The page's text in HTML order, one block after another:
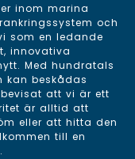
inom marina
och
som en ledande
innovativa
Med hundratals
kan beskådas
bevisat att vi är ett
är alltid att
eller att hitta den
till en